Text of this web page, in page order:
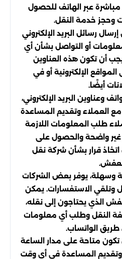
مباشرة عبر الهاتف للحصول
وحجز خدمة النقل.
رسائل البريد الإلكتروني
أو التواصل بشأن أي
أن تكون هذه العناوين
المواقع الإلكترونية أو في
أيضًا.
وعناوين البريد الإلكتروني،
العملاء وتقديم المساعدة
طلب المعلومات اللازمة
واضحة والحصول على
اتخاذ قرار بشأن شركة نقل
العفش.
وسهلة، يوفر بعض الشركات
وتلقي الاستفسارات. يمكن
الذي يحتاجون إلى نقله،
النقل وطلب أي معلومات
الواتساب.
متاحة على مدار الساعة
وتقديم المساعدة في أي وقت